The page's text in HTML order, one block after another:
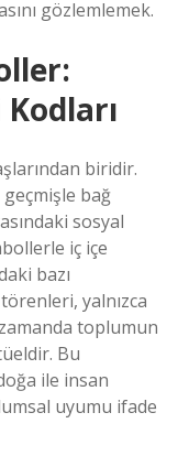
gözlemlemek.
biridir.
bağ
sosyal
iç içe
bazı
yalnızca
toplumun
Bu
ile insan
uyumu ifade